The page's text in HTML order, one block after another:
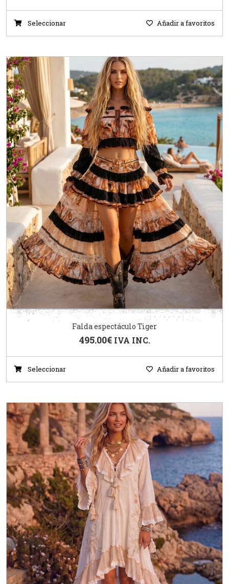
Seleccionar Añadir a favoritos
Falda espectáculo Tiger
495.00€ IVA INC.
Seleccionar Añadir a favoritos